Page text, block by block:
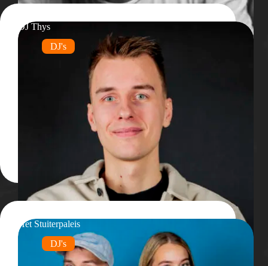
DJ Thys
DJ's
Het Stuiterpaleis
DJ's